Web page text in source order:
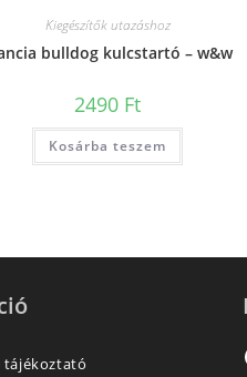
Kiegészítők utazáshoz
bulldog kulcstartó – w&w
2490 Ft
Kosárba teszem
tájékoztató